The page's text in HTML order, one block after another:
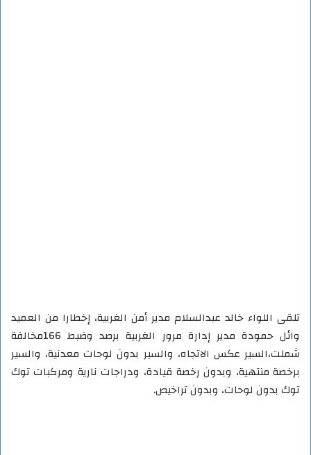
تلقى اللواء خالد عبدالسلام مدير أمن الغربية، إخطارا من العميد
وائل حمودة مدير إدارة مرور الغربية برصد وضبط 166مخالفة
شملت،السير عكس الاتجاه، والسير بدون لوحات معدنية، والسير
برخصة منتهية، وبدون رخصة قيادة، ودراجات نارية ومركبات توك
توك بدون لوحات، وبدون تراخيص.